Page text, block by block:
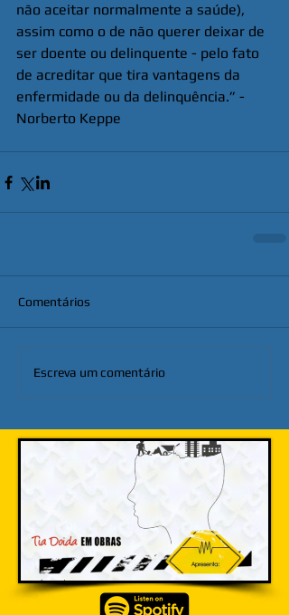
não aceitar normalmente a saúde),
assim como o de não querer deixar de
ser doente ou delinquente - pelo fato
de acreditar que tira vantagens da
enfermidade ou da delinquência.” -
Norberto Keppe
Comentários
Escreva um comentário